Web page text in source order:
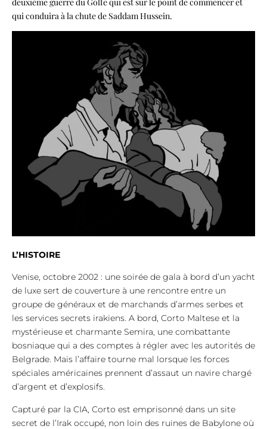
qui conduira à la chute de Saddam Hussein.
L’HISTOIRE
Venise, octobre 2002 : une soirée de gala à bord d’un yacht
de luxe sert de couverture à une rencontre entre un
groupe de généraux et de marchands d’armes serbes et
les services secrets irakiens. A bord, Corto Maltese et la
mystérieuse et charmante Semira, une combattante
bosniaque qui a des comptes à régler avec les autorités de
Belgrade. Mais l’affaire tourne mal lorsque les forces
spéciales américaines prennent d’assaut un navire chargé
d’argent et d’explosifs.
Capturé par la CIA, Corto est emprisonné dans un site
secret de l’Irak occupé, non loin des ruines de Babylone où